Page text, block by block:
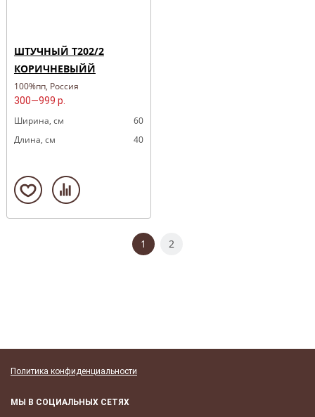
ШТУЧНЫЙ T202/2
КОРИЧНЕВЫЙЙ
100%пп, Россия
300—999 р.
Ширина, cм
60
Длина, cм
40
1 2
Политика конфиденциальности
МЫ В СОЦИАЛЬНЫХ СЕТЯХ